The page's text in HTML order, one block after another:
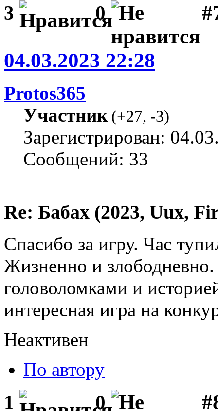
3 0
04.03.2023 22:28
Protos365
Участник(+27, -3)
Зарегистрирован:
Сообщений: 33
Re: Бабах (2023, Uux,
Спасибо за игру. Час
Жизненно и
головоломками и
интересная игра на
Неактивен
По автору
1 0